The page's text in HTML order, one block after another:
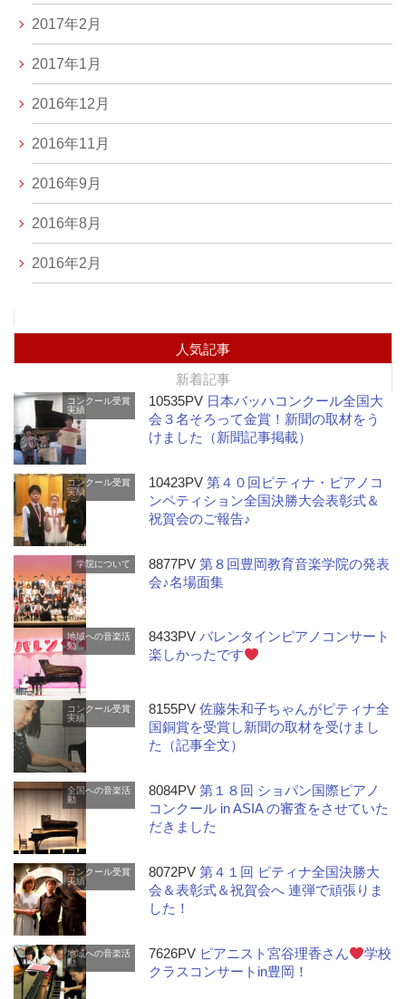
2017年2月
2017年1月
2016年12月
2016年11月
2016年9月
2016年8月
2016年2月
人気記事
新着記事
コンクール受賞
実績
10535PV 日本バッハコンクール全国大
会３名そろって金賞！新聞の取材をう
けました（新聞記事掲載）
コンクール受賞
実績
10423PV第４０回ピティナ・ピアノコ
ンペティション全国決勝大会表彰式＆
祝賀会のご報告♪
学院について 8877PV第８回豊岡教育音楽学院の発表
会♪名場面集
地域への音楽活
動
8433PVバレンタインピアノコンサート
楽しかったです
コンクール受賞
実績
8155PV佐藤朱和子ちゃんがピティナ全
国銅賞を受賞し新聞の取材を受けまし
た（記事全文）
全国への音楽活
動
8084PV第１８回 ショパン国際ピアノ
コンクール in ASIA の審査をさせていた
だきました
コンクール受賞
実績
8072PV第４１回 ピティナ全国決勝大
会＆表彰式＆祝賀会へ 連弾で頑張りま
した！
地域への音楽活
動
7626PV ピアニスト宮谷理香さん
学校
クラスコンサートin豊岡！